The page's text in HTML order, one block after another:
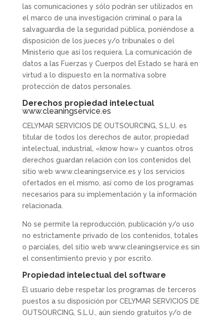
las comunicaciones y sólo podrán ser utilizados en
el marco de una investigación criminal o para la
salvaguardia de la seguridad pública, poniéndose a
disposición de los jueces y/o tribunales o del
Ministerio que así los requiera. La comunicación de
datos a las Fuerzas y Cuerpos del Estado se hará en
virtud a lo dispuesto en la normativa sobre
protección de datos personales.
Derechos propiedad intelectual
www.cleaningservice.es
CELYMAR SERVICIOS DE OUTSOURCING, S.L.U. es
titular de todos los derechos de autor, propiedad
intelectual, industrial, «know how» y cuantos otros
derechos guardan relación con los contenidos del
sitio web www.cleaningservice.es y los servicios
ofertados en el mismo, así como de los programas
necesarios para su implementación y la información
relacionada.
No se permite la reproducción, publicación y/o uso
no estrictamente privado de los contenidos, totales
o parciales, del sitio web www.cleaningservice.es sin
el consentimiento previo y por escrito.
Propiedad intelectual del software
El usuario debe respetar los programas de terceros
puestos a su disposición por CELYMAR SERVICIOS DE
OUTSOURCING, S.L.U., aún siendo gratuitos y/o de